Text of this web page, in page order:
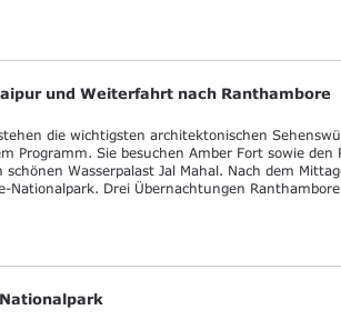
und Weiterfahrt nach Ranthambore
die wichtigsten architektonischen
Programm. Sie besuchen Amber Fort sowie den
schönen Wasserpalast Jal Mahal. Nach dem
Nationalpark. Drei Übernachtungen